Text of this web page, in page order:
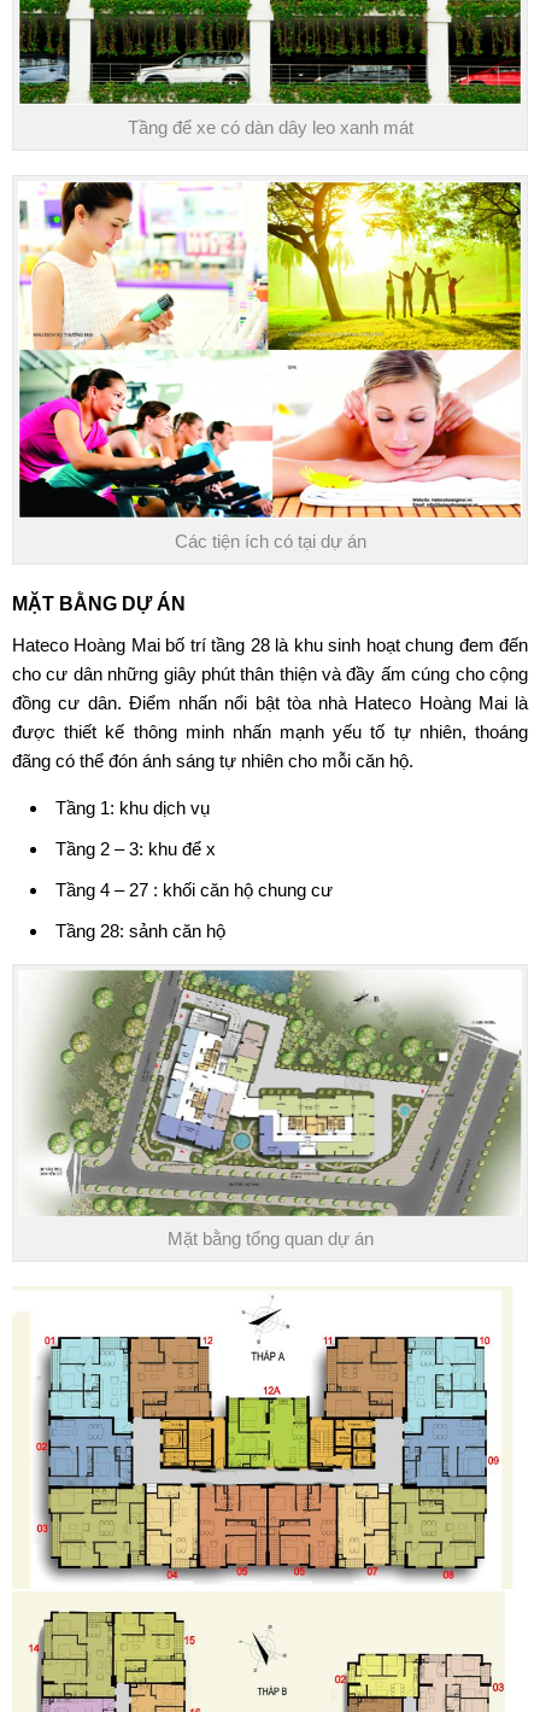
Tầng để xe có dàn dây leo xanh mát
Các tiện ích có tại dự án
MẶT BẰNG DỰ ÁN
Hateco Hoàng Mai bố trí tầng 28 là khu sinh hoạt chung đem đến
cho cư dân những giây phút thân thiện và đầy ấm cúng cho cộng
đồng cư dân. Điểm nhấn nổi bật tòa nhà Hateco Hoàng Mai là
được thiết kế thông minh nhấn mạnh yếu tố tự nhiên, thoáng
đãng có thể đón ánh sáng tự nhiên cho mỗi căn hộ.
Tầng 1: khu dịch vụ
Tầng 2 – 3: khu để x
Tầng 4 – 27 : khối căn hộ chung cư
Tầng 28: sảnh căn hộ
Mặt bằng tổng quan dự án